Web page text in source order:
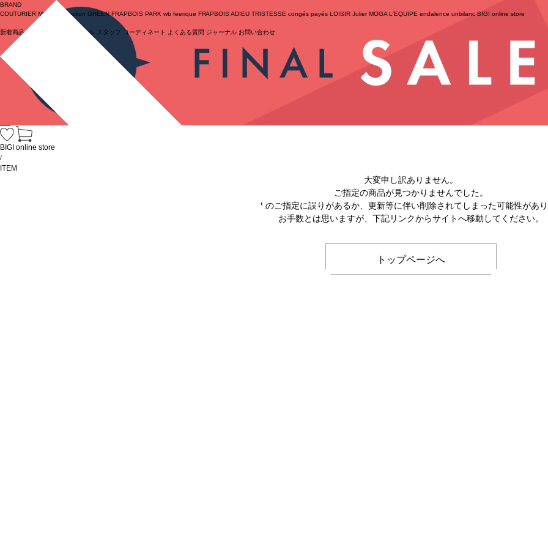
BRAND
COUTURIER MOGA Collection GREEN FRAPBOIS PARK wb feerique FRAPBOIS ADIEU TRISTESSE congés payés LOISIR Julier MOGA L'EQUIPE endalence unbilanc BIGI online store
新着商品 (ライブ) セール スタッフ コーディネート よくある質問 ジャーナル お問い合わせ
BIGI online store
/
ITEM
大変申し訳ありません。
ご指定の商品が見つかりませんでした。
URLのご指定に誤りがあるか、更新等に伴い削除されてしまった可能性があ
お手数とは思いますが、下記リンクからサイトへ移動してください。
トップページへ